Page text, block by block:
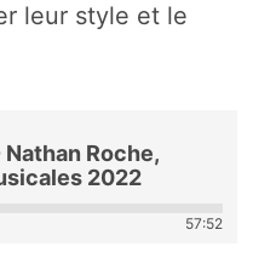
leur style et le
Nathan Roche,
2022
57:52